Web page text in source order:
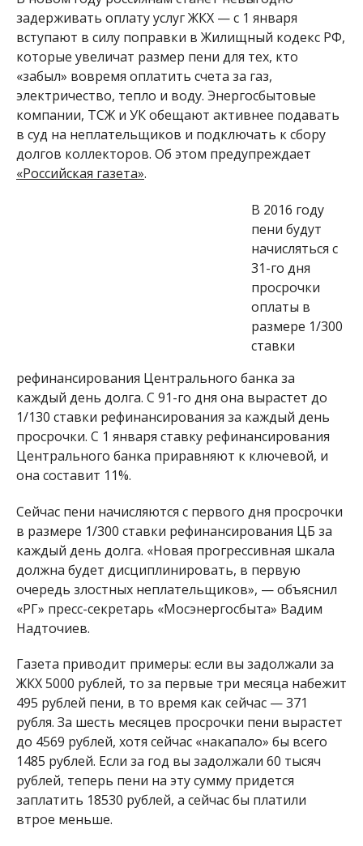
задерживать оплату услуг ЖКХ — с 1 января
вступают в силу поправки в Жилищный кодекс РФ,
которые увеличат размер пени для тех, кто
«забыл» вовремя оплатить счета за газ,
электричество, тепло и воду. Энергосбытовые
компании, ТСЖ и УК обещают активнее подавать
в суд на неплательщиков и подключать к сбору
долгов коллекторов. Об этом предупреждает
«Российская газета».
В 2016 году
пени будут
начисляться с
31-го дня
просрочки
оплаты в
размере 1/300
ставки
рефинансирования Центрального банка за
каждый день долга. С 91-го дня она вырастет до
1/130 ставки рефинансирования за каждый день
просрочки. С 1 января ставку рефинансирования
Центрального банка приравняют к ключевой, и
она составит 11%.
Сейчас пени начисляются с первого дня просрочки
в размере 1/300 ставки рефинансирования ЦБ за
каждый день долга. «Новая прогрессивная шкала
должна будет дисциплинировать, в первую
очередь злостных неплательщиков», — объяснил
«РГ» пресс-секретарь «Мосэнергосбыта» Вадим
Надточиев.
Газета приводит примеры: если вы задолжали за
ЖКХ 5000 рублей, то за первые три месяца набежит
495 рублей пени, в то время как сейчас — 371
рубля. За шесть месяцев просрочки пени вырастет
до 4569 рублей, хотя сейчас «накапало» бы всего
1485 рублей. Если за год вы задолжали 60 тысяч
рублей, теперь пени на эту сумму придется
заплатить 18530 рублей, а сейчас бы платили
втрое меньше.